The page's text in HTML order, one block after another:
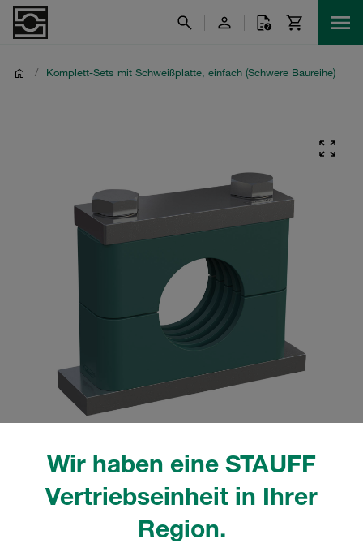
Wir haben eine STAUFF
Vertriebseinheit in Ihrer
Region.
/ Komplett-Sets mit Schweißplatte, einfach (Schwere Baureihe)
Bitte beachten Sie: Das Bild dient nur zur Veranschaulichung und kann vom
Mehr anzeigen
Komplettschelle Schwere Baureihe Gr.